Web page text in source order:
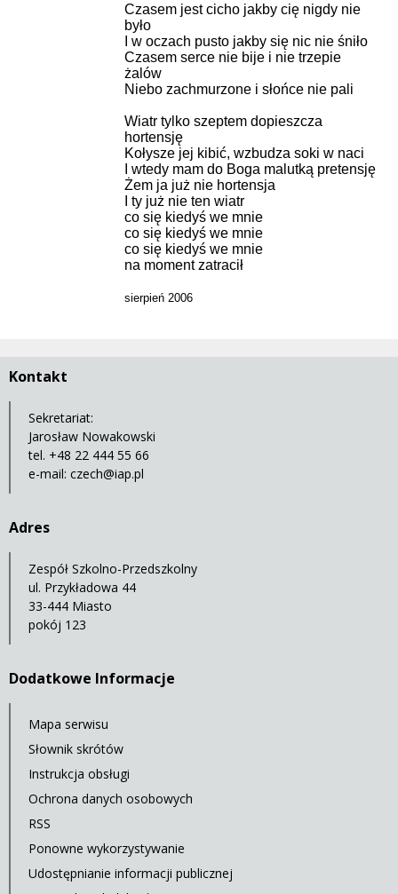
Czasem jest cicho jakby cię nigdy nie
było
I w oczach pusto jakby się nic nie śniło
Czasem serce nie bije i nie trzepie
żalów
Niebo zachmurzone i słońce nie pali
Wiatr tylko szeptem dopieszcza
hortensję
Kołysze jej kibić, wzbudza soki w naci
I wtedy mam do Boga malutką pretensję
Żem ja już nie hortensja
I ty już nie ten wiatr
co się kiedyś we mnie
co się kiedyś we mnie
co się kiedyś we mnie
na moment zatracił
sierpień 2006
Kontakt
Sekretariat:
Jarosław Nowakowski
tel. +48 22 444 55 66
e-mail: czech@iap.pl
Adres
Zespół Szkolno-Przedszkolny
ul. Przykładowa 44
33-444 Miasto
pokój 123
Dodatkowe Informacje
Mapa serwisu
Słownik skrótów
Instrukcja obsługi
Ochrona danych osobowych
RSS
Ponowne wykorzystywanie
Udostępnianie informacji publicznej